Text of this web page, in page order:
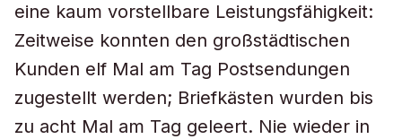
eine kaum vorstellbare Leistungsfähigkeit:
Zeitweise konnten den großstädtischen
Kunden elf Mal am Tag Postsendungen
zugestellt werden; Briefkästen wurden bis
zu acht Mal am Tag geleert. Nie wieder in